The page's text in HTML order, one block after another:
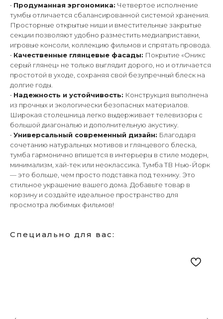
• Продуманная эргономика: Четвертое исполнение
тумбы отличается сбалансированной системой хранения.
Просторные открытые ниши и вместительные закрытые
секции позволяют удобно разместить медиаприставки,
игровые консоли, коллекцию фильмов и спрятать провода.
• Качественные глянцевые фасады: Покрытие «Оникс
серый глянец» не только выглядит дорого, но и отличается
простотой в уходе, сохраняя свой безупречный блеск на
долгие годы.
• Надежность и устойчивость: Конструкция выполнена
из прочных и экологически безопасных материалов.
Широкая столешница легко выдерживает телевизоры с
большой диагональю и дополнительную акустику.
• Универсальный современный дизайн: Благодаря
сочетанию натуральных мотивов и глянцевого блеска,
тумба гармонично впишется в интерьеры в стиле модерн,
минимализм, хай-тек или неоклассика. Тумба ТВ Нью-Йорк
— это больше, чем просто подставка под технику. Это
стильное украшение вашего дома. Добавьте товар в
корзину и создайте идеальное пространство для
просмотра любимых фильмов!
Специально для вас: